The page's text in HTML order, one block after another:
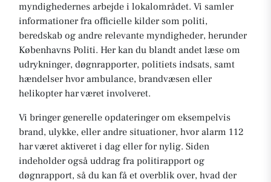
myndighedernes arbejde i lokalområdet. Vi samler
informationer fra officielle kilder som politi,
beredskab og andre relevante myndigheder, herunder
Københavns Politi. Her kan du blandt andet læse om
udrykninger, døgnrapporter, politiets indsats, samt
hændelser hvor ambulance, brandvæsen eller
helikopter har været involveret.
Vi bringer generelle opdateringer om eksempelvis
brand, ulykke, eller andre situationer, hvor alarm 112
har været aktiveret i dag eller for nylig. Siden
indeholder også uddrag fra politirapport og
døgnrapport, så du kan få et overblik over, hvad der